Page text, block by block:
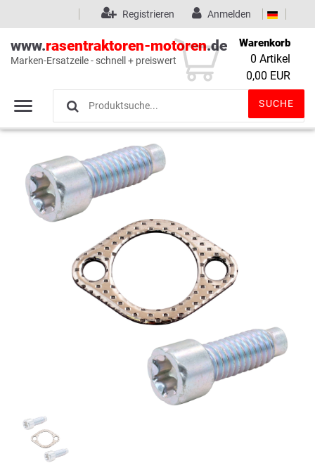
Wunschliste (0)
Anmelden
Registrieren
www.rasentraktoren-motoren.de
Marken-Ersatzeile - schnell + preiswert
SUCHE
Warenkorb
0 Artikel
0,00 EUR